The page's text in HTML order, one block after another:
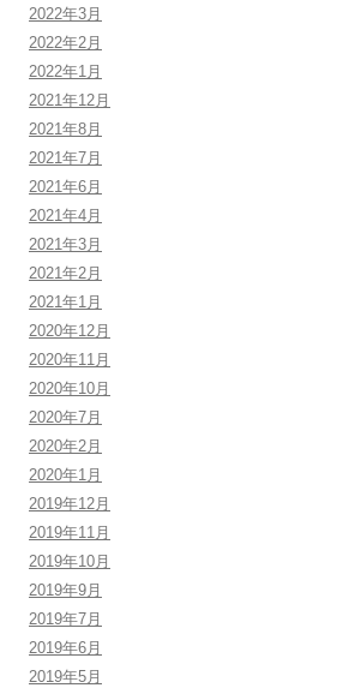
2022年3月
2022年2月
2022年1月
2021年12月
2021年8月
2021年7月
2021年6月
2021年4月
2021年3月
2021年2月
2021年1月
2020年12月
2020年11月
2020年10月
2020年7月
2020年2月
2020年1月
2019年12月
2019年11月
2019年10月
2019年9月
2019年7月
2019年6月
2019年5月